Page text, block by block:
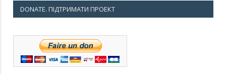
DONATE. ПІДТРИМАТИ ПРОЕКТ